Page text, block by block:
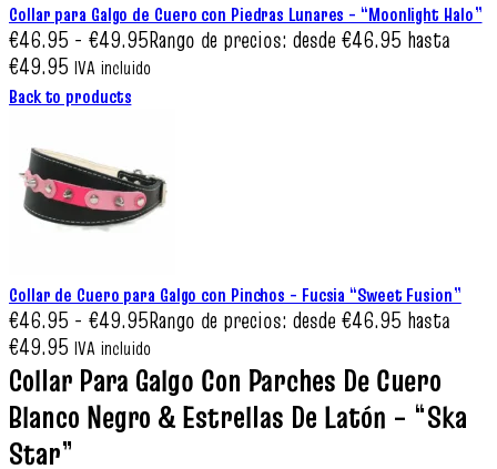
Collar para Galgo de Cuero con Piedras Lunares – “Moonlight Halo”
€46.95 - €49.95Rango de precios: desde €46.95 hasta
€49.95 IVA incluido
Back to products
Collar de Cuero para Galgo con Pinchos – Fucsia “Sweet Fusion”
€46.95 - €49.95Rango de precios: desde €46.95 hasta
€49.95 IVA incluido
Collar Para Galgo Con Parches De Cuero
Blanco Negro & Estrellas De Latón – “Ska
Star”